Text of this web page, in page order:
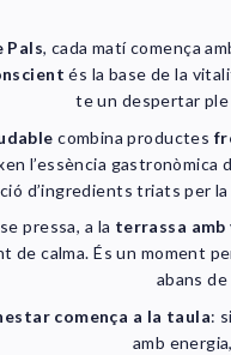
Pals, cada matí comença
és la base de la
te un despertar ple
combina productes
l’essència gastronòmica
d’ingredients triats per
pressa, a la terrassa amb
de calma. És un moment
abans
comença a la taula:
amb